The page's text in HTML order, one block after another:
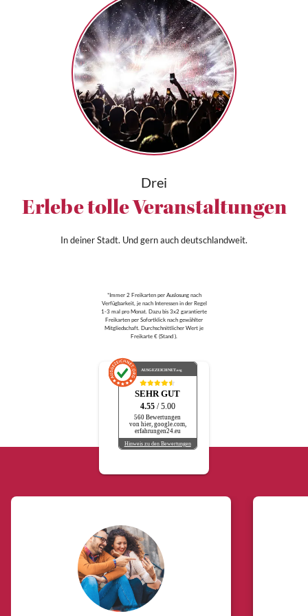
Drei
Erlebe tolle Veranstaltungen
In deiner Stadt. Und gern auch deutschlandweit.
*Immer 2 Freikarten per Auslosung nach
Verfügbarkeit, je nach Interessen in der Regel
1-3 mal pro Monat. Dazu bis 3x2 garantierte
Freikarten per Sofortklick nach gewählter
Mitgliedschaft. Durchschnittlicher Wert je
Freikarte € (Stand ).
AUSGEZEICHNET.org
SEHR GUT
4.55 / 5.00
560 Bewertungen
von hier, google.com,
erfahrungen24.eu
Hinweis zu den Bewertungen